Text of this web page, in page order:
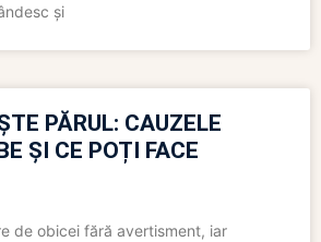
și
PĂRUL: CAUZELE
ȘI CE POȚI FACE
de obicei fără avertisment, iar